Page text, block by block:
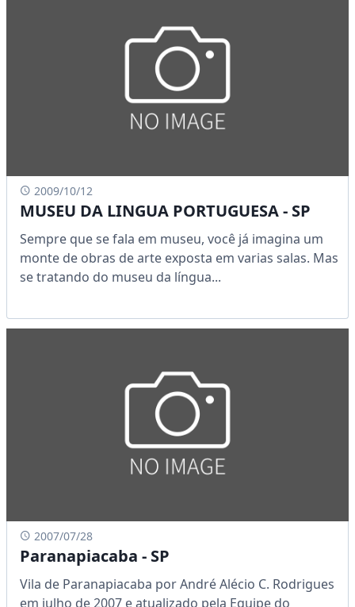
2009/10/12
MUSEU DA LINGUA PORTUGUESA - SP
Sempre que se fala em museu, você já imagina um
monte de obras de arte exposta em varias salas. Mas
se tratando do museu da língua...
2007/07/28
Paranapiacaba - SP
Vila de Paranapiacaba por André Alécio C. Rodrigues
em julho de 2007 e atualizado pela Equipe do